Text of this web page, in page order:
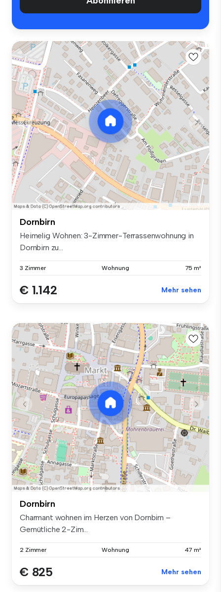
Dornbirn
Heimelig Wohnen: 3-Zimmer-Terrassenwohnung in
Dornbirn zu...
3 Zimmer Wohnung 75 m²
€ 1.142 Mehr sehen
Dornbirn
Charmant wohnen im Herzen von Dornbirn –
Gemütliche 2-Zim...
2 Zimmer Wohnung 47 m²
€ 825 Mehr sehen